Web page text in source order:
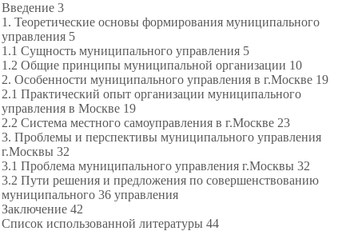
Введение 3
1. Теоретические основы формирования муниципального
управления 5
1.1 Сущность муниципального управления 5
1.2 Общие принципы муниципальной организации 10
2. Особенности муниципального управления в г.Москве 19
2.1 Практический опыт организации муниципального
управления в Москве 19
2.2 Система местного самоуправления в г.Москве 23
3. Проблемы и перспективы муниципального управления
г.Москвы 32
3.1 Проблема муниципального управления г.Москвы 32
3.2 Пути решения и предложения по совершенствованию
муниципального 36 управления
Заключение 42
Список использованной литературы 44